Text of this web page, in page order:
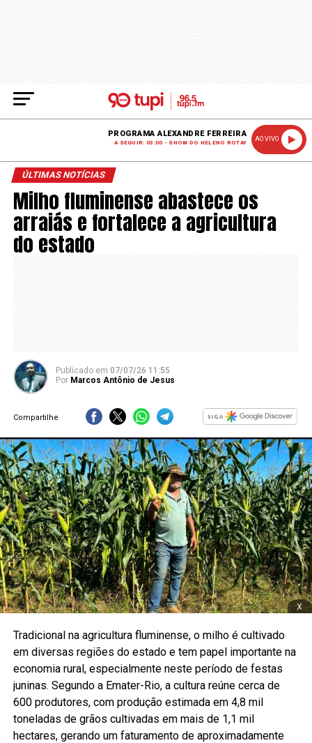
PROGRAMA ALEXANDRE FERREIRA
A SEGUIR: 03:00 - SHOW DO HELENO ROTAY
AO VIVO
ÚLTIMAS NOTÍCIAS
Milho fluminense abastece os
arraiás e fortalece a agricultura
do estado
Publicado em 07/07/26 11:55
Por Marcos Antônio de Jesus
Compartilhe
x
Tradicional na agricultura fluminense, o milho é cultivado
em diversas regiões do estado e tem papel importante na
economia rural, especialmente neste período de festas
juninas. Segundo a Emater-Rio, a cultura reúne cerca de
600 produtores, com produção estimada em 4,8 mil
toneladas de grãos cultivadas em mais de 1,1 mil
hectares, gerando um faturamento de aproximadamente